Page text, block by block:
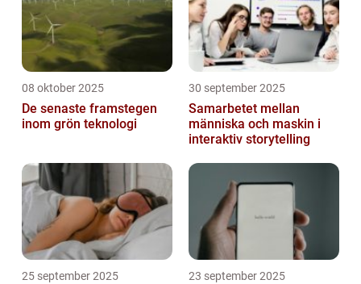
08 oktober 2025
De senaste framstegen
inom grön teknologi
30 september 2025
Samarbetet mellan
människa och maskin i
interaktiv storytelling
25 september 2025 23 september 2025